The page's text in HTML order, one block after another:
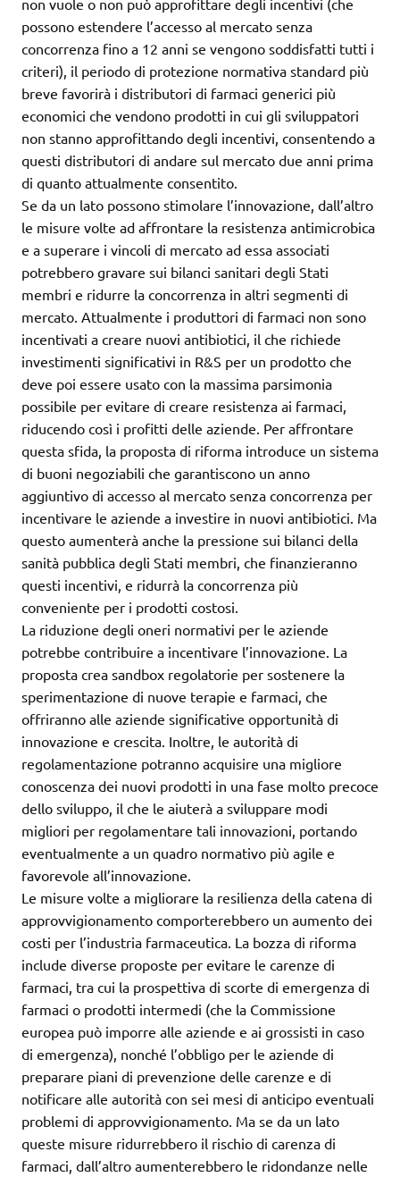
possono estendere l’accesso al mercato senza
concorrenza fino a 12 anni se vengono soddisfatti tutti i
criteri), il periodo di protezione normativa standard più
breve favorirà i distributori di farmaci generici più
economici che vendono prodotti in cui gli sviluppatori
non stanno approfittando degli incentivi, consentendo a
questi distributori di andare sul mercato due anni prima
di quanto attualmente consentito.
Se da un lato possono stimolare l’innovazione, dall’altro
le misure volte ad affrontare la resistenza antimicrobica
e a superare i vincoli di mercato ad essa associati
potrebbero gravare sui bilanci sanitari degli Stati
membri e ridurre la concorrenza in altri segmenti di
mercato. Attualmente i produttori di farmaci non sono
incentivati a creare nuovi antibiotici, il che richiede
investimenti significativi in R&S per un prodotto che
deve poi essere usato con la massima parsimonia
possibile per evitare di creare resistenza ai farmaci,
riducendo così i profitti delle aziende. Per affrontare
questa sfida, la proposta di riforma introduce un sistema
di buoni negoziabili che garantiscono un anno
aggiuntivo di accesso al mercato senza concorrenza per
incentivare le aziende a investire in nuovi antibiotici. Ma
questo aumenterà anche la pressione sui bilanci della
sanità pubblica degli Stati membri, che finanzieranno
questi incentivi, e ridurrà la concorrenza più
conveniente per i prodotti costosi.
La riduzione degli oneri normativi per le aziende
potrebbe contribuire a incentivare l’innovazione. La
proposta crea sandbox regolatorie per sostenere la
sperimentazione di nuove terapie e farmaci, che
offriranno alle aziende significative opportunità di
innovazione e crescita. Inoltre, le autorità di
regolamentazione potranno acquisire una migliore
conoscenza dei nuovi prodotti in una fase molto precoce
dello sviluppo, il che le aiuterà a sviluppare modi
migliori per regolamentare tali innovazioni, portando
eventualmente a un quadro normativo più agile e
favorevole all’innovazione.
Le misure volte a migliorare la resilienza della catena di
approvvigionamento comporterebbero un aumento dei
costi per l’industria farmaceutica. La bozza di riforma
include diverse proposte per evitare le carenze di
farmaci, tra cui la prospettiva di scorte di emergenza di
farmaci o prodotti intermedi (che la Commissione
europea può imporre alle aziende e ai grossisti in caso
di emergenza), nonché l’obbligo per le aziende di
preparare piani di prevenzione delle carenze e di
notificare alle autorità con sei mesi di anticipo eventuali
problemi di approvvigionamento. Ma se da un lato
queste misure ridurrebbero il rischio di carenza di
farmaci, dall’altro aumenterebbero le ridondanze nelle